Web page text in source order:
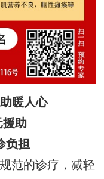
暖人心
援助
负担
范的诊疗，减轻